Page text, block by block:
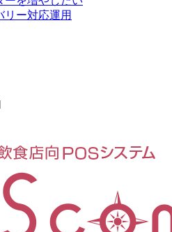
リー対応運用